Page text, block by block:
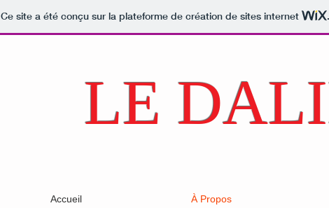
Ce site a été conçu sur la plateforme de création de sites internet
LE
Accueil À Propos